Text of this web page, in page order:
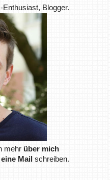
Blogger.
mehr über mich
Mailschreiben.